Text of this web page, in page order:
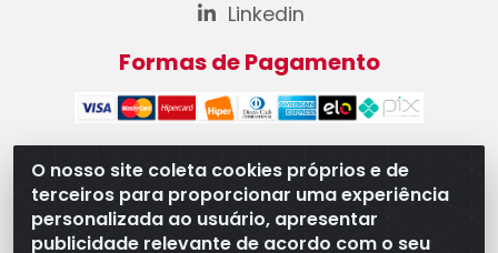
O nosso site coleta cookies próprios e de
terceiros para proporcionar uma experiência
personalizada ao usuário, apresentar
publicidade relevante de acordo com o seu
Linkedin
Formas de Pagamento
WB Componentes Automotivos LTDA - CNPJ
08.528.393/0001-12 - Rua do Níquel, 667 - Parque
Oeste Industrial, Goiânia/GO - CEP 74375-660